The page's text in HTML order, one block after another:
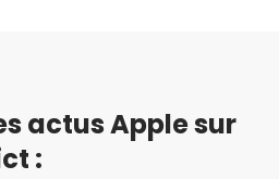
actus Apple sur
: